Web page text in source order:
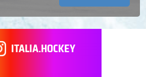
ITALIA.HOCKEY